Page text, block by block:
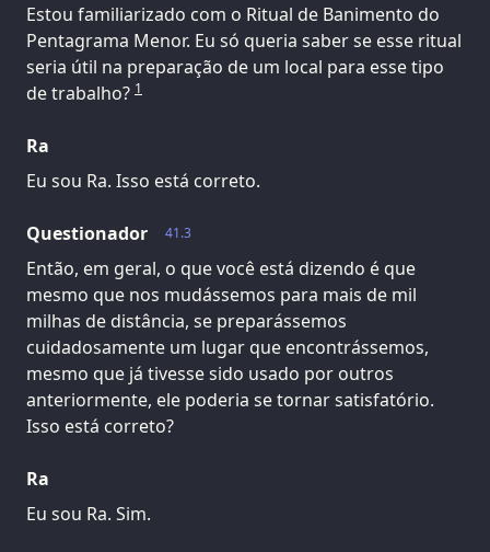
Estou familiarizado com o Ritual de Banimento do
Pentagrama Menor. Eu só queria saber se esse ritual
seria útil na preparação de um local para esse tipo
de trabalho? 1
Ra
Eu sou Ra. Isso está correto.
41.3
Questionador
Então, em geral, o que você está dizendo é que
mesmo que nos mudássemos para mais de mil
milhas de distância, se preparássemos
cuidadosamente um lugar que encontrássemos,
mesmo que já tivesse sido usado por outros
anteriormente, ele poderia se tornar satisfatório.
Isso está correto?
Ra
Eu sou Ra. Sim.